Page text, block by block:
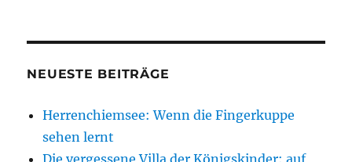
NEUESTE BEITRÄGE
Herrenchiemsee: Wenn die Fingerkuppe
sehen lernt